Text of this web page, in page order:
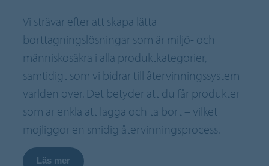
Vi strävar efter att skapa lätta
borttagningslösningar som är miljö- och
människosäkra i alla produktkategorier,
samtidigt som vi bidrar till återvinningssystem
världen över. Det betyder att du får produkter
som är enkla att lägga och ta bort – vilket
möjliggör en smidig återvinningsprocess.
Läs mer